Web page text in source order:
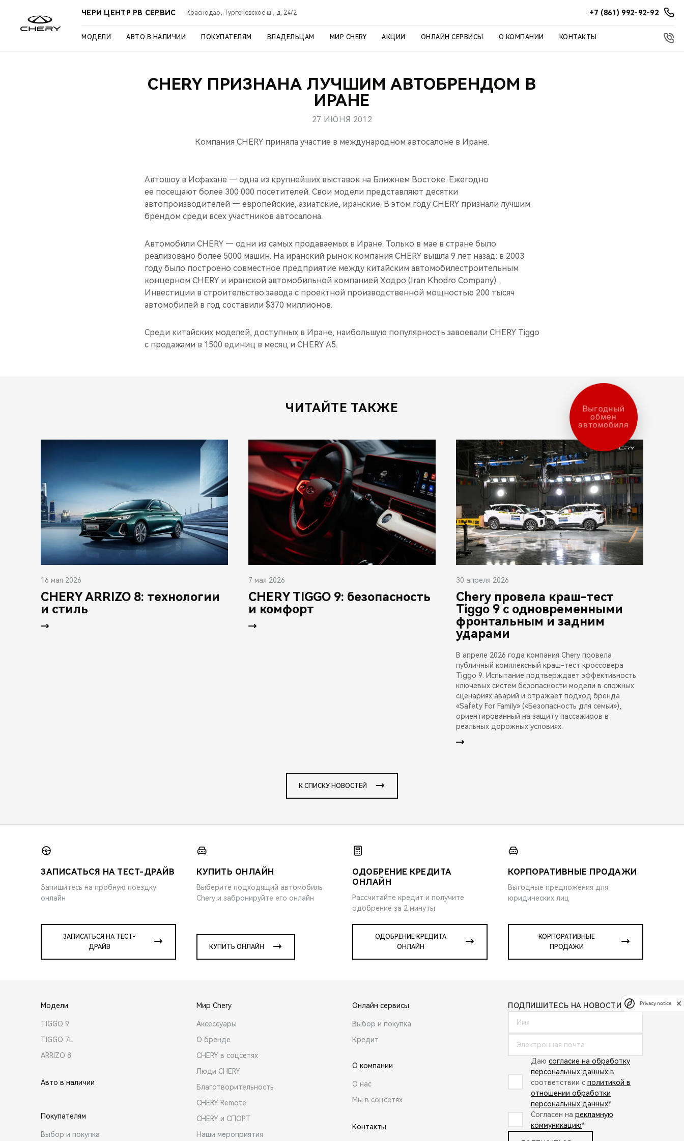
ЧЕРИ ЦЕНТР РВ СЕРВИС Краснодар, Тургеневское ш., д. 24/2 +7 (861) 992-92-92
МОДЕЛИ АВТО В НАЛИЧИИ ПОКУПАТЕЛЯМ ВЛАДЕЛЬЦАМ МИР CHERY АКЦИИ ОНЛАЙН СЕРВИСЫ О КОМПАНИИ КОНТАКТЫ
CHERY ПРИЗНАНА ЛУЧШИМ АВТОБРЕНДОМ В
ИРАНЕ
27 ИЮНЯ 2012
Компания CHERY приняла участие в международном автосалоне в Иране.
Автошоу в Исфахане — одна из крупнейших выставок на Ближнем Востоке. Ежегодно
ее посещают более 300 000 посетителей. Свои модели представляют десятки
автопроизводителей — европейские, азиатские, иранские. В этом году CHERY признали лучшим
брендом среди всех участников автосалона.
Автомобили CHERY — одни из самых продаваемых в Иране. Только в мае в стране было
реализовано более 5000 машин. На иранский рынок компания CHERY вышла 9 лет назад: в 2003
году было построено совместное предприятие между китайским автомобилестроительным
концерном CHERY и иранской автомобильной компанией Ходро (Iran Khodro Company).
Инвестиции в строительство завода с проектной производственной мощностью 200 тысяч
автомобилей в год составили $370 миллионов.
Среди китайских моделей, доступных в Иране, наибольшую популярность завоевали CHERY Tiggo
с продажами в 1500 единиц в месяц и CHERY A5.
ЧИТАЙТЕ ТАКЖЕ
16 мая 2026
CHERY ARRIZO 8: технологии
и стиль
7 мая 2026
CHERY TIGGO 9: безопасность
и комфорт
30 апреля 2026
Chery провела краш-тест
Tiggo 9 с одновременными
фронтальным и задним
ударами
В апреле 2026 года компания Chery провела
публичный комплексный краш-тест кроссовера
Tiggo 9. Испытание подтверждает эффективность
ключевых систем безопасности модели в сложных
сценариях аварий и отражает подход бренда
«Safety For Family» («Безопасность для семьи»),
ориентированный на защиту пассажиров в
реальных дорожных условиях.
К СПИСКУ НОВОСТЕЙ
ЗАПИСАТЬСЯ НА ТЕСТ-ДРАЙВ
Запишитесь на пробную поездку
онлайн
ЗАПИСАТЬСЯ НА ТЕСТ-
ДРАЙВ
КУПИТЬ ОНЛАЙН
Выберите подходящий автомобиль
Chery и забронируйте его онлайн
КУПИТЬ ОНЛАЙН
ОДОБРЕНИЕ КРЕДИТА
ОНЛАЙН
Рассчитайте кредит и получите
одобрение за 2 минуты
ОДОБРЕНИЕ КРЕДИТА
ОНЛАЙН
КОРПОРАТИВНЫЕ ПРОДАЖИ
Выгодные предложения для
юридических лиц
КОРПОРАТИВНЫЕ
ПРОДАЖИ
Модели
TIGGO 9
TIGGO 7L
ARRIZO 8
Авто в наличии
Покупателям
Выбор и покупка
Мир Chery
Аксессуары
О бренде
CHERY в соцсетях
Люди CHERY
Благотворительность
CHERY Remote
CHERY и СПОРТ
Наши мероприятия
Онлайн сервисы
Выбор и покупка
Кредит
О компании
О нас
Мы в соцсетях
Контакты
ПОДПИШИТЕСЬ НА НОВОСТИ:
Даю согласие на обработку
персональных данных в
соответствии с политикой в
отношении обработки
персональных данных*
Согласен на рекламную
коммуникацию*
Выгодный
обмен
автомобиля
Privacy notice